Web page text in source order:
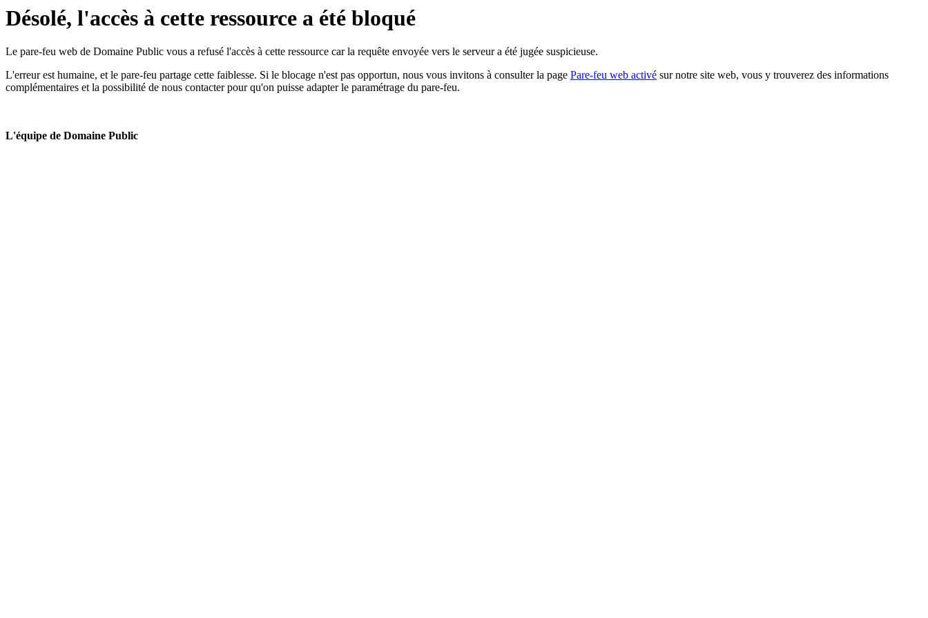
Désolé, l'accès à cette ressource a été bloqué
Le pare-feu web de Domaine Public vous a refusé l'accès à cette ressource car la requête envoyée vers le serveur a été jugée suspicieuse.
L'erreur est humaine, et le pare-feu partage cette faiblesse. Si le blocage n'est pas opportun, nous vous invitons à consulter la page Pare-feu web activé sur notre site web, vous y trouverez des informations
complémentaires et la possibilité de nous contacter pour qu'on puisse adapter le paramétrage du pare-feu.
L'équipe de Domaine Public